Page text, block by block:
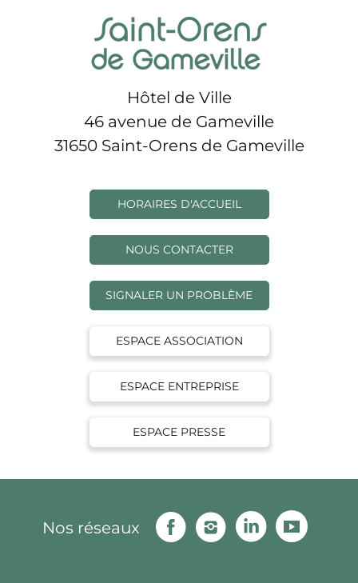
Hôtel de Ville
46 avenue de Gameville
31650 Saint-Orens de Gameville
HORAIRES D'ACCUEIL
NOUS CONTACTER
SIGNALER UN PROBLÈME
ESPACE ASSOCIATION
ESPACE ENTREPRISE
ESPACE PRESSE
Nos réseaux
FacebookInstagramLinkedin